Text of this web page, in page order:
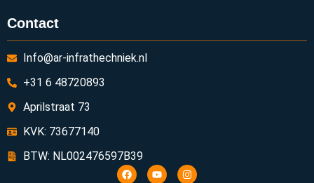
Contact
Info@ar-infrathechniek.nl
+31 6 48720893
Aprilstraat 73
KVK: 73677140
BTW: NL002476597B39